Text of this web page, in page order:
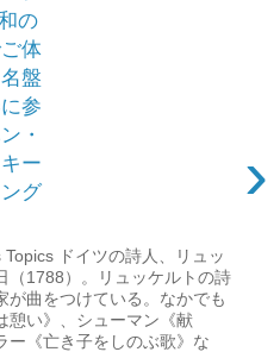
の
体
盤
参
・
ー
グ
›
ドイツの詩人、リュッ
（1788）。リュッケルトの詩
が曲をつけている。なかでも
憩い》、シューマン《献
ー《亡き子をしのぶ歌》な